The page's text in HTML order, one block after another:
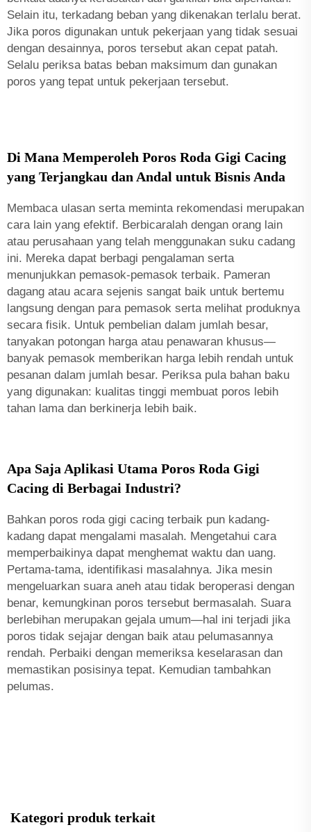
Selain itu, terkadang beban yang dikenakan terlalu berat.
Jika poros digunakan untuk pekerjaan yang tidak sesuai
dengan desainnya, poros tersebut akan cepat patah.
Selalu periksa batas beban maksimum dan gunakan
poros yang tepat untuk pekerjaan tersebut.
Di Mana Memperoleh Poros Roda Gigi Cacing
yang Terjangkau dan Andal untuk Bisnis Anda
Membaca ulasan serta meminta rekomendasi merupakan
cara lain yang efektif. Berbicaralah dengan orang lain
atau perusahaan yang telah menggunakan suku cadang
ini. Mereka dapat berbagi pengalaman serta
menunjukkan pemasok-pemasok terbaik. Pameran
dagang atau acara sejenis sangat baik untuk bertemu
langsung dengan para pemasok serta melihat produknya
secara fisik. Untuk pembelian dalam jumlah besar,
tanyakan potongan harga atau penawaran khusus—
banyak pemasok memberikan harga lebih rendah untuk
pesanan dalam jumlah besar. Periksa pula bahan baku
yang digunakan: kualitas tinggi membuat poros lebih
tahan lama dan berkinerja lebih baik.
Apa Saja Aplikasi Utama Poros Roda Gigi
Cacing di Berbagai Industri?
Bahkan poros roda gigi cacing terbaik pun kadang-
kadang dapat mengalami masalah. Mengetahui cara
memperbaikinya dapat menghemat waktu dan uang.
Pertama-tama, identifikasi masalahnya. Jika mesin
mengeluarkan suara aneh atau tidak beroperasi dengan
benar, kemungkinan poros tersebut bermasalah. Suara
berlebihan merupakan gejala umum—hal ini terjadi jika
poros tidak sejajar dengan baik atau pelumasannya
rendah. Perbaiki dengan memeriksa keselarasan dan
memastikan posisinya tepat. Kemudian tambahkan
pelumas.
Kategori produk terkait